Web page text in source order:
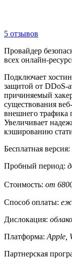
5 отзывов
Провайдер
всех онлайн-
Подключает
защитой от DDoS-
причиняемый
существования
внешнего трафика
Увеличивает
кэшированию
Бесплатная версия:
Пробный период:
Стоимость: от
Способ оплаты:
Дислокация: облако
Платформа: Apple,
Партнерская